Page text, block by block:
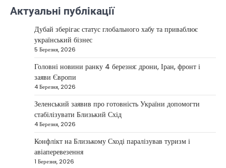
НОВИНИ
США не відкидають можливість
удару по Ірану у разі провалу
переговорів
Kolomysheva Anastasiya
17 Червня,
2025
У США не виключають застосування сили проти
Ірану, якщо дипломатичні переговори не
принесуть бажаних результатів.…
Дубай зберігає статус глобального
хабу та приваблює український
бізнес
Актуальні публікації
Дубай зберігає статус глобального хабу та приваблює
український бізнес
5 Березня, 2026
Головні новини ранку 4 березня: дрони, Іран, фронт і
заяви Європи
4 Березня, 2026
Зеленський заявив про готовність України допомогти
стабілізувати Близький Схід
4 Березня, 2026
Конфлікт на Близькому Сході паралізував туризм і
авіаперевезення
1 Березня, 2026